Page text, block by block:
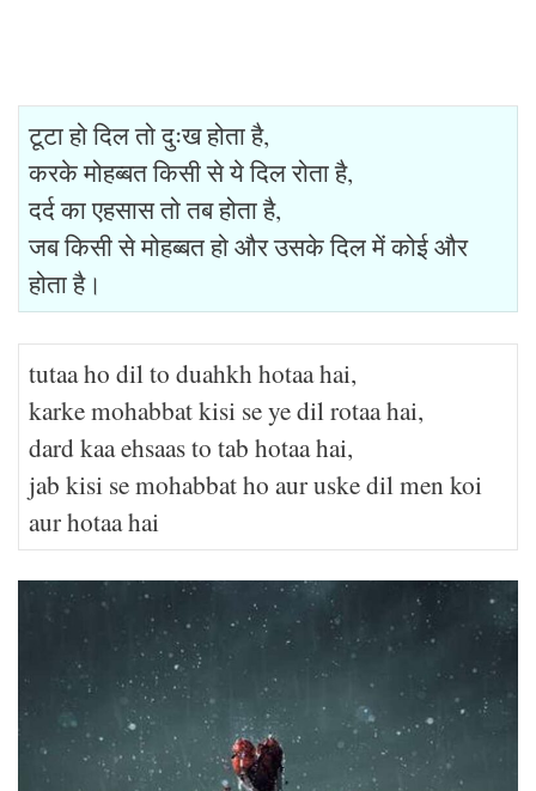
टूटा हो दिल तो दुःख होता है,
करके मोहब्बत किसी से ये दिल रोता है,
दर्द का एहसास तो तब होता है,
जब किसी से मोहब्बत हो और उसके दिल में कोई और
होता है।
tutaa ho dil to duahkh hotaa hai,
karke mohabbat kisi se ye dil rotaa hai,
dard kaa ehsaas to tab hotaa hai,
jab kisi se mohabbat ho aur uske dil men koi
aur hotaa hai